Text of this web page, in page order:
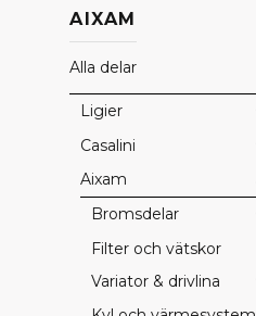
AIXAM
Alla delar
Ligier
Casalini
Aixam
Bromsdelar
Filter och vätskor
Variator & drivlina